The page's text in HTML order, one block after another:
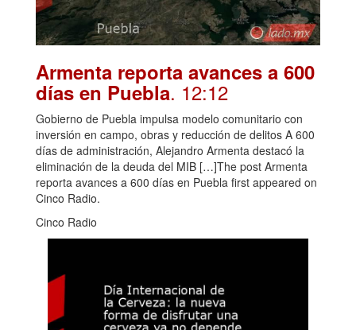
Armenta reporta avances a 600
días en Puebla. 12:12
Gobierno de Puebla impulsa modelo comunitario con
inversión en campo, obras y reducción de delitos A 600
días de administración, Alejandro Armenta destacó la
eliminación de la deuda del MIB […]The post Armenta
reporta avances a 600 días en Puebla first appeared on
Cinco Radio.
Cinco Radio